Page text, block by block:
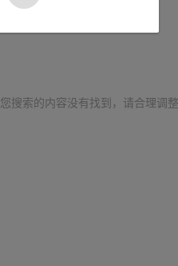
您搜索的内容没有找到，请合理调